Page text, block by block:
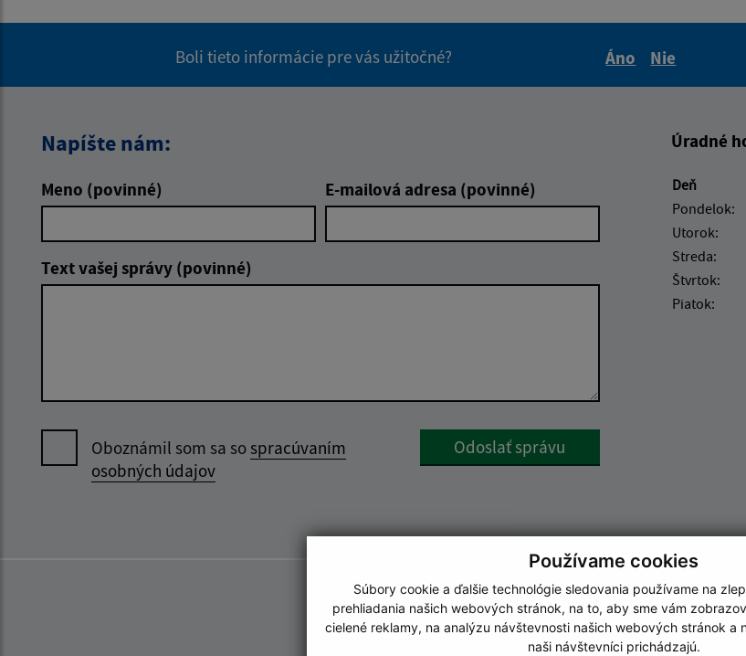
Používame cookies
Súbory cookie a ďalšie technológie sledovania používame na
prehliadania našich webových stránok, na to, aby sme vám
cielené reklamy, na analýzu návštevnosti našich webových stránok a
naši návštevníci prichádzajú.
Boli tieto informácie pre vás užitočné?
Áno
Nie
Napíšte nám:
Meno (povinné) E-mailová adresa (povinné)
Text vašej správy (povinné)
Oboznámil som sa sospracúvaním
osobných údajov
Odoslať správu
Úradné
Deň
Pondelok:
Utorok:
Streda:
Štvrtok:
Piatok: